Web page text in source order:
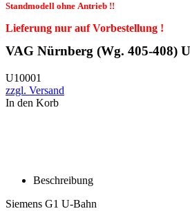
Standmodell ohne Antrieb !!
Lieferung nur auf Vorbestellung !
VAG Nürnberg (Wg. 405-408)
U10001
zzgl. Versand
In den Korb
Beschreibung
Siemens G1 U-Bahn